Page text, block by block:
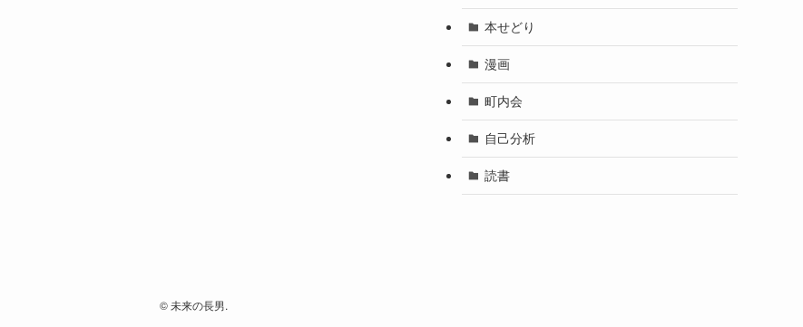
本せどり
漫画
町内会
自己分析
読書
©未来の長男.